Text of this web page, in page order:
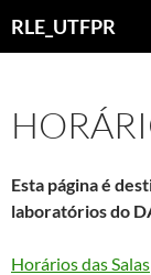
para
RLE_UTFPR
Esta página é
laboratórios do
Horários das Salas